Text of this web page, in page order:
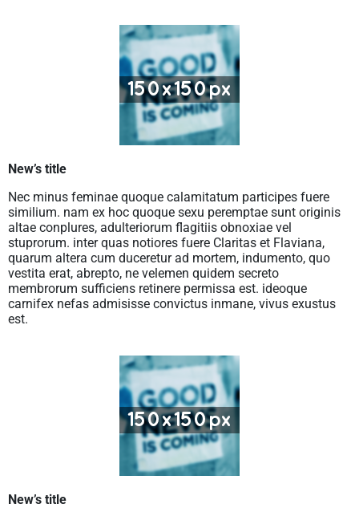
New’s title
Nec minus feminae quoque calamitatum participes fuere
similium. nam ex hoc quoque sexu peremptae sunt originis
altae conplures, adulteriorum flagitiis obnoxiae vel
stuprorum. inter quas notiores fuere Claritas et Flaviana,
quarum altera cum duceretur ad mortem, indumento, quo
vestita erat, abrepto, ne velemen quidem secreto
membrorum sufficiens retinere permissa est. ideoque
carnifex nefas admisisse convictus inmane, vivus exustus
est.
New’s title